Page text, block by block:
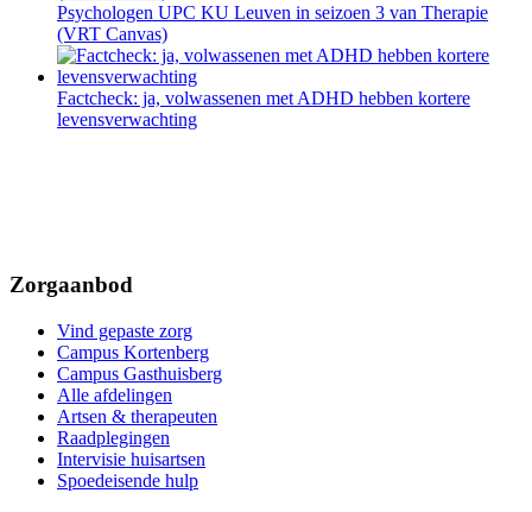
Psychologen UPC KU Leuven in seizoen 3 van Therapie
(VRT Canvas)
Factcheck: ja, volwassenen met ADHD hebben kortere
levensverwachting
Zorgaanbod
Vind gepaste zorg
Campus Kortenberg
Campus Gasthuisberg
Alle afdelingen
Artsen & therapeuten
Raadplegingen
Intervisie huisartsen
Spoedeisende hulp